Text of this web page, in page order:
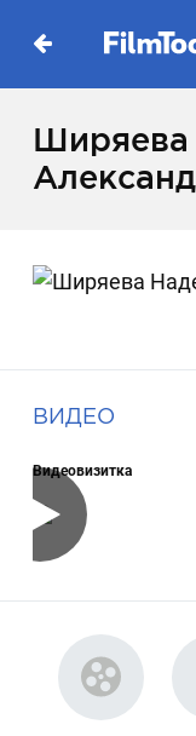
ВИДЕО
Видеовизитка